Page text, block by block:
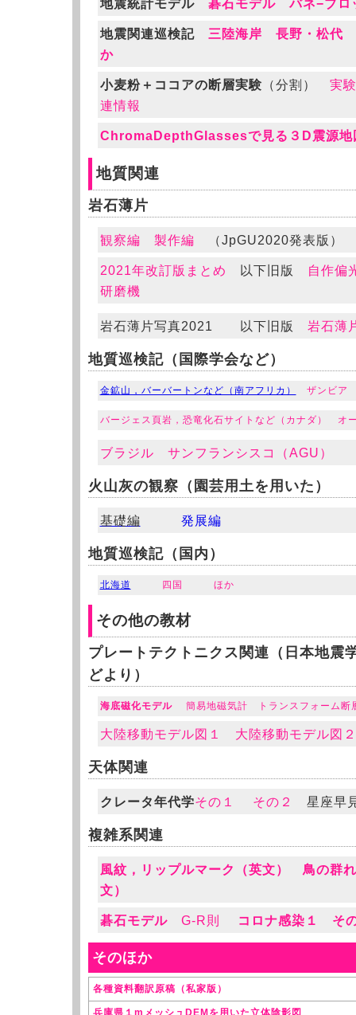
地震統計モデル 碁石モデル バネ−ブロ
地震関連巡検記 三陸海岸
長野・松代
か
小麦粉＋ココアの断層実験 （分割） 実
連情報
ChromaDepthGlassesで見る３D震源地
地質関連
岩石薄片
観察編 製作編 （JpGU2020発表版）
2021年改訂版まとめ 以下旧版
自作偏
研磨機
岩石薄片写真2021 以下旧版 岩石薄
地質巡検記（国際学会など）
金鉱山，バーバートンなど（南アフリカ） ザンビア
バージェス頁岩，恐竜化石サイトなど（カナダ） オ
ブラジル サンフランシスコ（AGU）
火山灰の観察（園芸用土を用いた）
基礎編 発展編
地質巡検記（国内）
北海道 四国 ほか
その他の教材
プレートテクトニクス関連（日本地震
どより）
海底磁化モデル 簡易地磁気計 トランスフォーム断
大陸移動モデル図１ 大陸移動モデル図２
天体関連
クレータ年代学その１ その２ 星座早
複雑系関連
風紋，リップルマーク（英文）
鳥の群
文）
碁石モデル G-R則 コロナ感染１ そ
そのほか
各種資料翻訳原稿（私家版）
兵庫県１mメッシュDEMを用いた立体陰影図